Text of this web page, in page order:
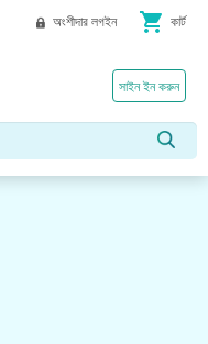
অংশীদার লগইন shopping_cart কার্ট
সাইন ইন করুন